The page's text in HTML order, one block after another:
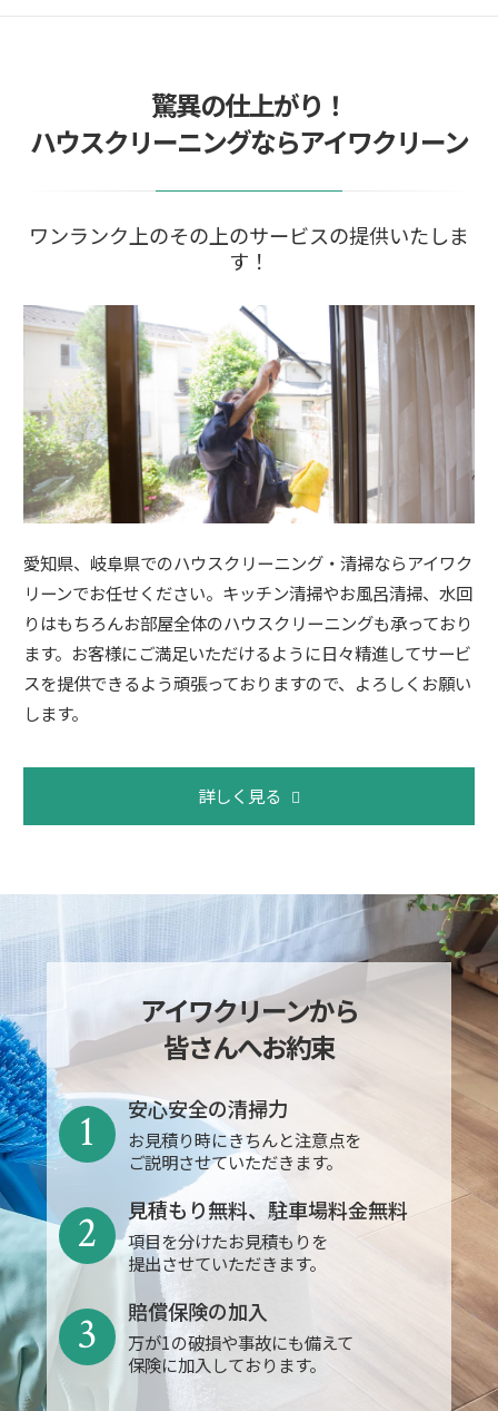
驚異の仕上がり！
ハウスクリーニングならアイワクリーン
ワンランク上のその上のサービスの提供いたしま
す！
愛知県、岐阜県でのハウスクリーニング・清掃ならアイワク
リーンでお任せください。キッチン清掃やお風呂清掃、水回
りはもちろんお部屋全体のハウスクリーニングも承っており
ます。お客様にご満足いただけるように日々精進してサービ
スを提供できるよう頑張っておりますので、よろしくお願い
します。
詳しく見る
アイワクリーンから
皆さんへお約束
安心安全の清掃力
お見積り時にきちんと注意点を
ご説明させていただきます。
1
見積もり無料、駐車場料金無料
項目を分けたお見積もりを
提出させていただきます。
2
賠償保険の加入
万が1の破損や事故にも備えて
保険に加入しております。
3